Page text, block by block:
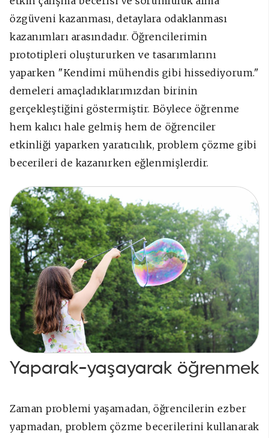
özgüveni kazanması, detaylara odaklanması
kazanımları arasındadır. Öğrencilerimin
prototipleri oluştururken ve tasarımlarını
yaparken "Kendimi mühendis gibi hissediyorum."
demeleri amaçladıklarımızdan birinin
gerçekleştiğini göstermiştir. Böylece öğrenme
hem kalıcı hale gelmiş hem de öğrenciler
etkinliği yaparken yaratıcılık, problem çözme gibi
becerileri de kazanırken eğlenmişlerdir.
Yaparak-yaşayarak öğrenmek
Zaman problemi yaşamadan, öğrencilerin ezber
yapmadan, problem çözme becerilerini kullanarak